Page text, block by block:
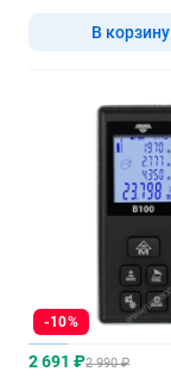
В корзину
-10%
2 691 ₽2 990 ₽